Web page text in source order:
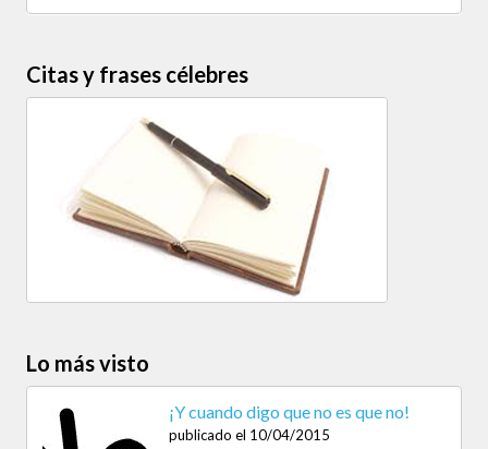
Citas y frases célebres
Lo más visto
¡Y cuando digo que no es que no!
publicado el 10/04/2015